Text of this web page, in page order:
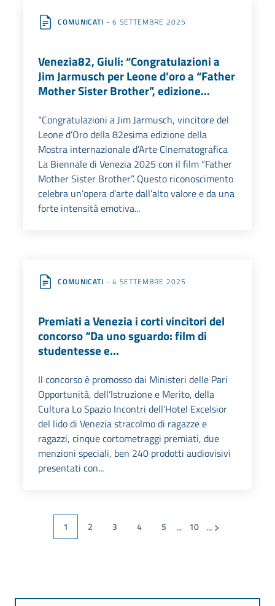
COMUNICATI - 6 SETTEMBRE 2025
Venezia82, Giuli: “Congratulazioni a
Jim Jarmusch per Leone d’oro a “Father
Mother Sister Brother”, edizione...
“Congratulazioni a Jim Jarmusch, vincitore del
Leone d’Oro della 82esima edizione della
Mostra internazionale d’Arte Cinematografica
La Biennale di Venezia 2025 con il film “Father
Mother Sister Brother”. Questo riconoscimento
celebra un’opera d’arte dall’alto valore e da una
forte intensità emotiva...
COMUNICATI - 4 SETTEMBRE 2025
Premiati a Venezia i corti vincitori del
concorso “Da uno sguardo: film di
studentesse e...
Il concorso è promosso dai Ministeri delle Pari
Opportunità, dell’Istruzione e Merito, della
Cultura Lo Spazio Incontri dell’Hotel Excelsior
del lido di Venezia stracolmo di ragazze e
ragazzi, cinque cortometraggi premiati, due
menzioni speciali, ben 240 prodotti audiovisivi
presentati con...
1 2 3 4 5 ... 10 ... ›